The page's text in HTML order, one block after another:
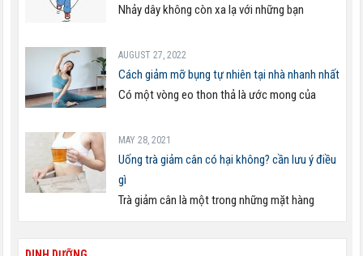
Nhảy dây không còn xa lạ với những bạn
AUGUST 27, 2022
Cách giảm mỡ bụng tự nhiên tại nhà nhanh nhất
Có một vòng eo thon thả là ước mong của
MAY 28, 2021
Uống trà giảm cân có hại không? cần lưu ý điều
gì
Trà giảm cân là một trong những mặt hàng